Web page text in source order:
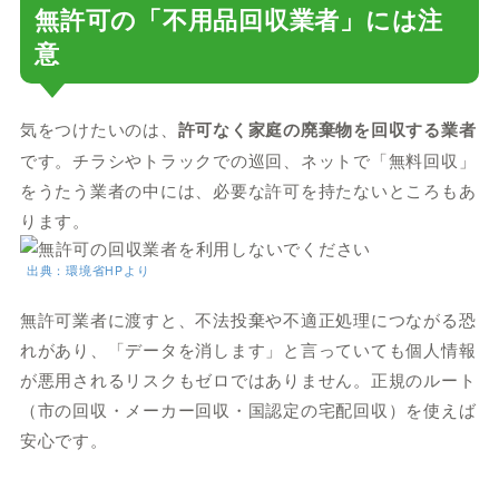
無許可の「不用品回収業者」には注
意
気をつけたいのは、 許可なく家庭の廃棄物を回収する業者
です。チラシやトラックでの巡回、ネットで「無料回収」
をうたう業者の中には、必要な許可を持たないところもあ
ります。
出典：環境省HPより
無許可業者に渡すと、不法投棄や不適正処理につながる恐
れがあり、「データを消します」と言っていても個人情報
が悪用されるリスクもゼロではありません。正規のルート
（市の回収・メーカー回収・国認定の宅配回収）を使えば
安心です。